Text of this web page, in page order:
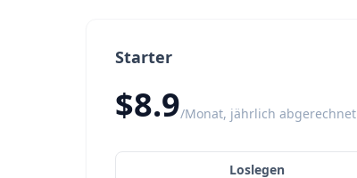
Starter
$8.9/Monat, jährlich abgerechnet
Loslegen